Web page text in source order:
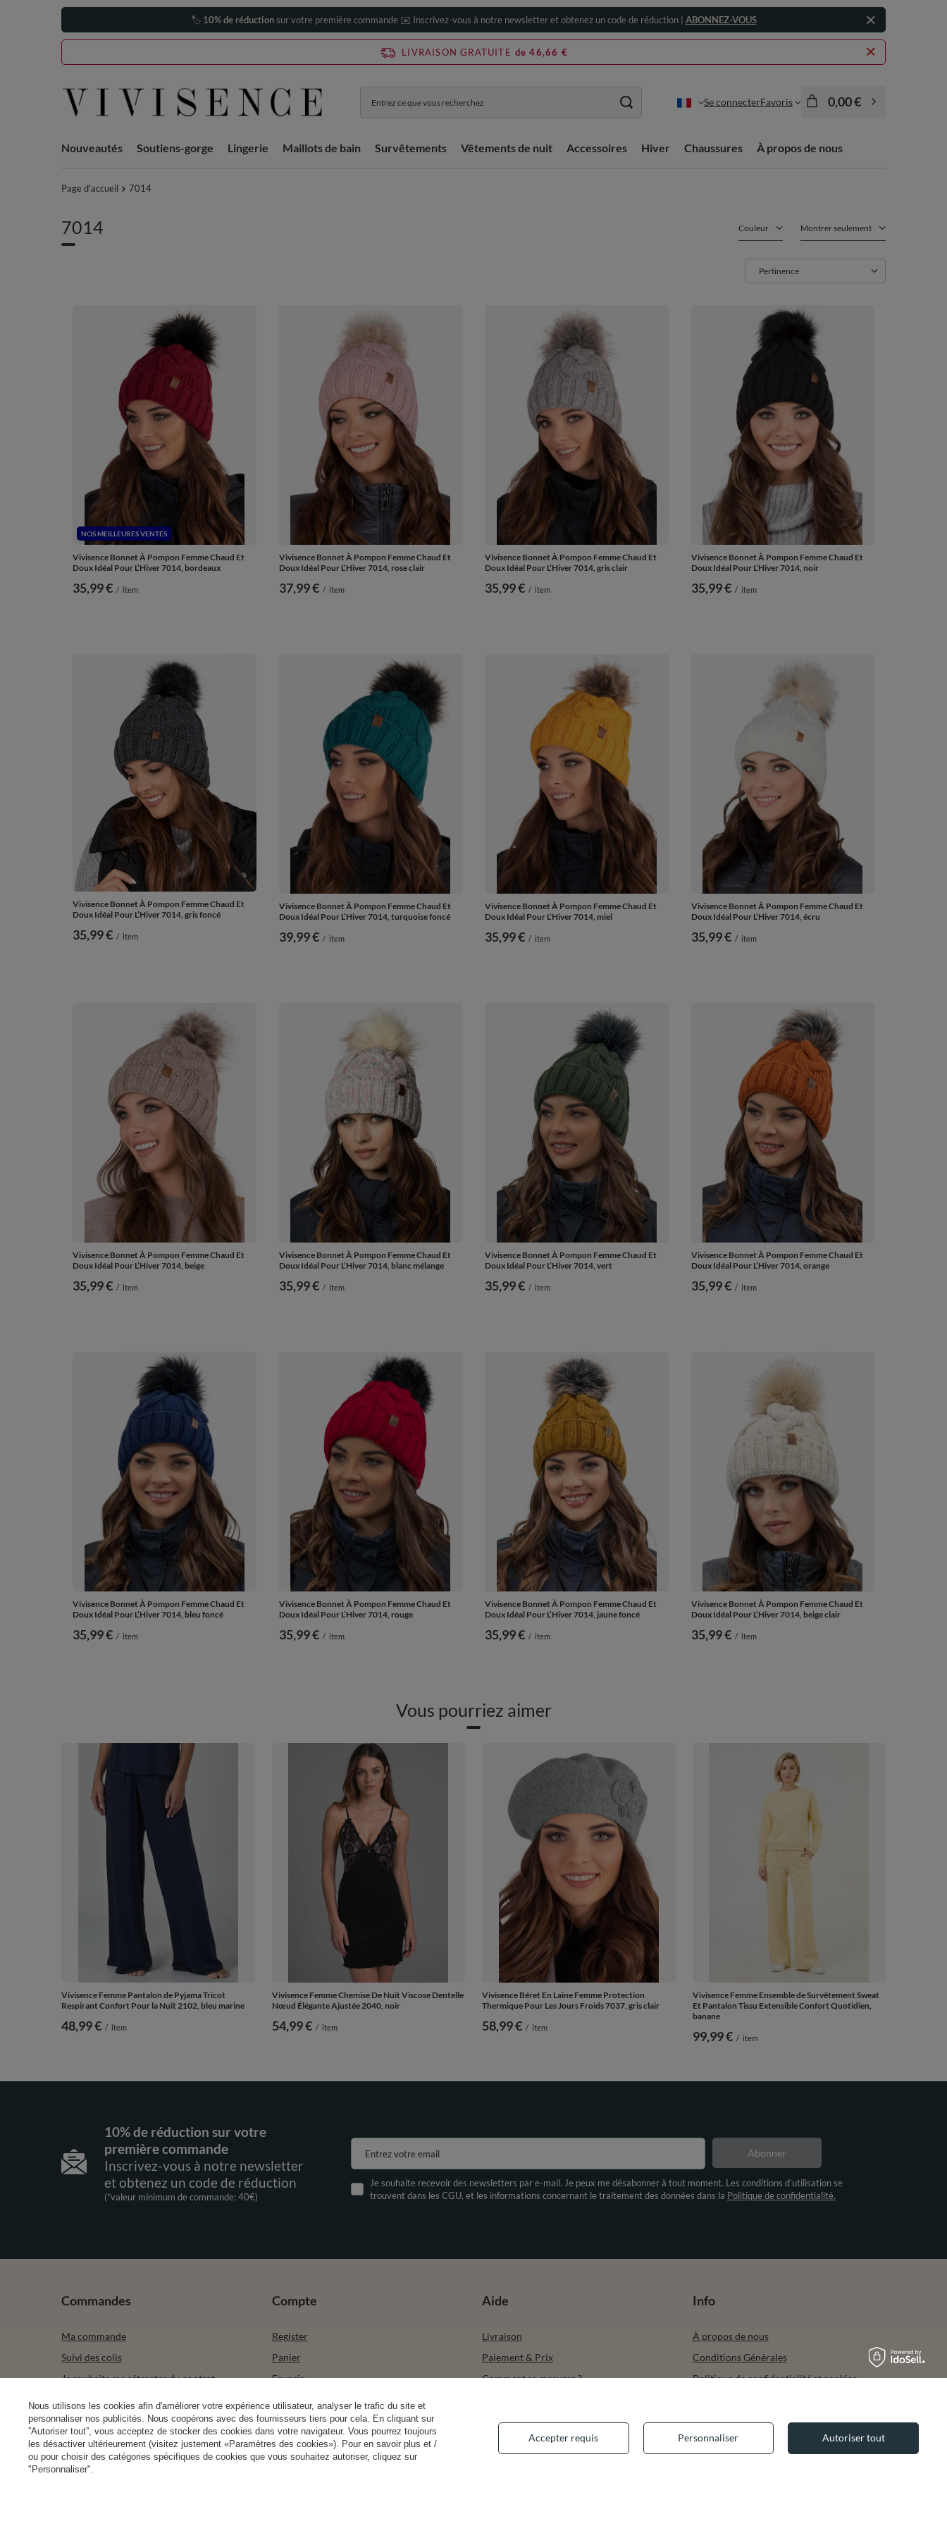
🏷️ 10% de réductionsur votre première commande ✉️ Inscrivez-vous à notre newsletter et obtenez un code de réduction | ABONNEZ-VOUS
LIVRAISON GRATUITE de 46,66 €
Se connecterFavoris 0,00 €
Nouveautés Soutiens-gorge Lingerie Maillots de bain Survêtements Vêtements de nuit Accessoires Hiver Chaussures À propos de nous
Page d'accueil 7014
7014 Couleur Montrer seulement
Zmień sortowanie
Pertinence
NOS MEILLEURES VENTES
Vivisence Bonnet À Pompon Femme Chaud Et
Doux Idéal Pour L’Hiver 7014, bordeaux
35,99 € / item
Vivisence Bonnet À Pompon Femme Chaud Et
Doux Idéal Pour L’Hiver 7014, rose clair
37,99 € / item
Vivisence Bonnet À Pompon Femme Chaud Et
Doux Idéal Pour L’Hiver 7014, gris clair
35,99 € / item
Vivisence Bonnet À Pompon Femme Chaud Et
Doux Idéal Pour L’Hiver 7014, noir
35,99 € / item
Vivisence Bonnet À Pompon Femme Chaud Et
Doux Idéal Pour L’Hiver 7014, gris foncé
35,99 € / item
Vivisence Bonnet À Pompon Femme Chaud Et
Doux Idéal Pour L’Hiver 7014, turquoise foncé
39,99 € / item
Vivisence Bonnet À Pompon Femme Chaud Et
Doux Idéal Pour L’Hiver 7014, miel
35,99 € / item
Vivisence Bonnet À Pompon Femme Chaud Et
Doux Idéal Pour L’Hiver 7014, écru
35,99 € / item
Vivisence Bonnet À Pompon Femme Chaud Et
Doux Idéal Pour L’Hiver 7014, beige
35,99 € / item
Vivisence Bonnet À Pompon Femme Chaud Et
Doux Idéal Pour L’Hiver 7014, blanc mélange
35,99 € / item
Vivisence Bonnet À Pompon Femme Chaud Et
Doux Idéal Pour L’Hiver 7014, vert
35,99 € / item
Vivisence Bonnet À Pompon Femme Chaud Et
Doux Idéal Pour L’Hiver 7014, orange
35,99 € / item
Vivisence Bonnet À Pompon Femme Chaud Et
Doux Idéal Pour L’Hiver 7014, bleu foncé
35,99 € / item
Vivisence Bonnet À Pompon Femme Chaud Et
Doux Idéal Pour L’Hiver 7014, rouge
35,99 € / item
Vivisence Bonnet À Pompon Femme Chaud Et
Doux Idéal Pour L’Hiver 7014, jaune foncé
35,99 € / item
Vivisence Bonnet À Pompon Femme Chaud Et
Doux Idéal Pour L’Hiver 7014, beige clair
35,99 € / item
Vous pourriez aimer
Vivisence Femme Pantalon de Pyjama Tricot
Respirant Confort Pour la Nuit 2102, bleu marine
48,99 € / item
Vivisence Femme Chemise De Nuit Viscose Dentelle
Nœud Élégante Ajustée 2040, noir
54,99 € / item
Vivisence Béret En Laine Femme Protection
Thermique Pour Les Jours Froids 7037, gris clair
58,99 € / item
Vivisence Femme Ensemble de Survêtement Sweat
Et Pantalon Tissu Extensible Confort Quotidien,
banane
99,99 € / item
10% de réduction sur votre
première commande
Inscrivez-vous à notre newsletter
et obtenez un code de réduction
(*valeur minimum de commande: 40€)
Entrez votre email
Je souhaite recevoir des newsletters par e-mail. Je peux me désabonner à tout moment. Les conditions d’utilisation se
trouvent dans les CGU, et les informations concernant le traitement des données dans la Politique de confidentialité.
Abonner
Commandes
Ma commande
Suivi des colis
Je souhaite me rétracter du contrat
Contact
Compte
Register
Panier
Favoris
Les produits achetés
Mes transactions
Newsletter
Aide
Livraison
Paiement & Prix
Comment se mesurer ?
Droit de rétractation
Retours & remboursements
Info
À propos de nous
Conditions Générales
Politique de confidentialité et cookies
Garantie Légale
Accessibilité du site
Nous utilisons les cookies afin d'améliorer votre expérience utilisateur, analyser le trafic du site et
personnaliser nos publicités. Nous coopérons avec des fournisseurs tiers pour cela. En cliquant sur
”Autoriser tout”, vous acceptez de stocker des cookies dans votre navigateur. Vous pourrez toujours
les désactiver ultérieurement (visitez justement «Paramètres des cookies»). Pour en savoir plus et /
ou pour choisir des catégories spécifiques de cookies que vous souhaitez autoriser, cliquez sur
"Personnaliser".
Accepter requis Personnaliser Autoriser tout